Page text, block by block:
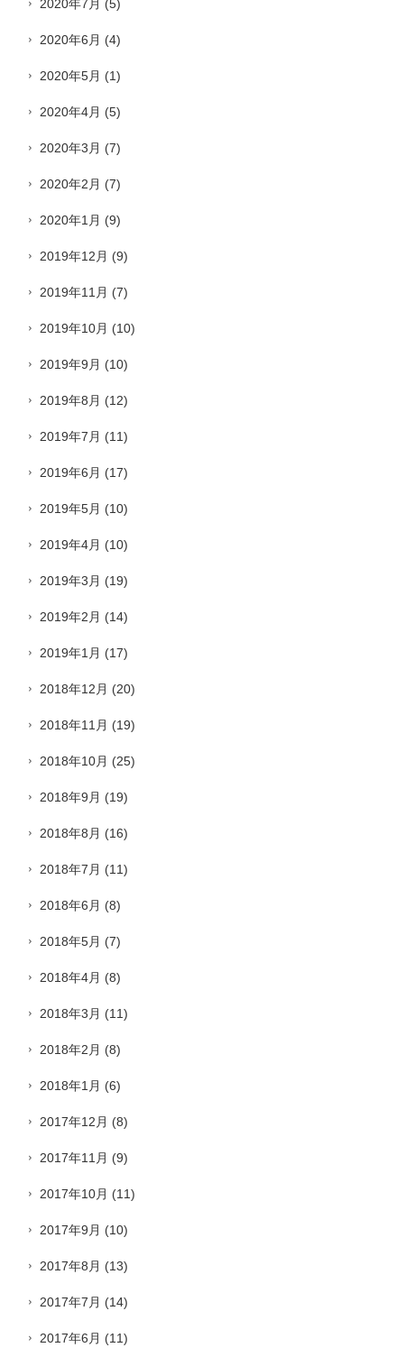
2020年7月 (5)
2020年6月 (4)
2020年5月 (1)
2020年4月 (5)
2020年3月 (7)
2020年2月 (7)
2020年1月 (9)
2019年12月 (9)
2019年11月 (7)
2019年10月 (10)
2019年9月 (10)
2019年8月 (12)
2019年7月 (11)
2019年6月 (17)
2019年5月 (10)
2019年4月 (10)
2019年3月 (19)
2019年2月 (14)
2019年1月 (17)
2018年12月 (20)
2018年11月 (19)
2018年10月 (25)
2018年9月 (19)
2018年8月 (16)
2018年7月 (11)
2018年6月 (8)
2018年5月 (7)
2018年4月 (8)
2018年3月 (11)
2018年2月 (8)
2018年1月 (6)
2017年12月 (8)
2017年11月 (9)
2017年10月 (11)
2017年9月 (10)
2017年8月 (13)
2017年7月 (14)
2017年6月 (11)